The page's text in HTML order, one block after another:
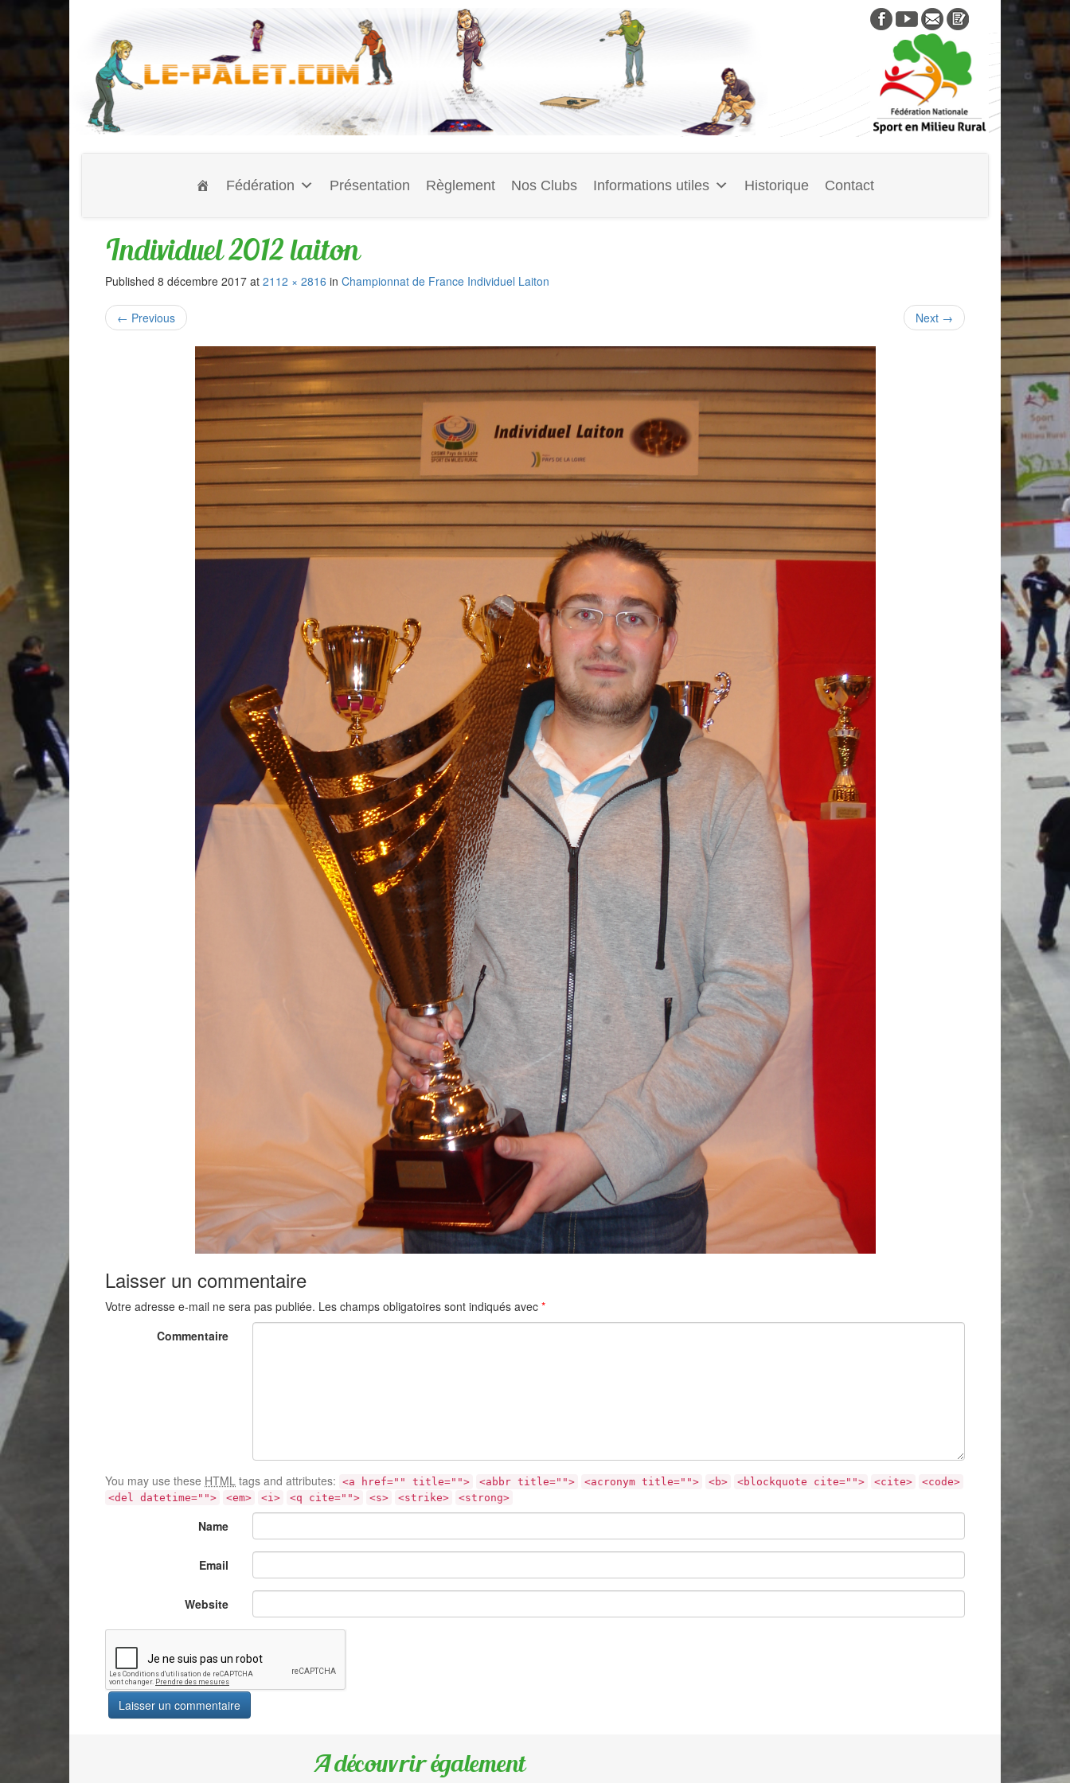
Fédération Présentation Règlement Nos Clubs Informations utiles Historique Contact
Individuel 2012 laiton
Published 8 décembre 2017 at 2112 × 2816 in Championnat de France Individuel Laiton
← Previous Next →
Laisser un commentaire
Votre adresse e-mail ne sera pas publiée. Les champs obligatoires sont indiqués avec *
Commentaire
You may use these HTML tags and attributes: <a href="" title=""> <abbr title=""> <acronym title=""> <b> <blockquote cite=""> <cite>
<code>
<del datetime="">
<em> <i> <q cite=""> <s> <strike> <strong>
Name
Email
Website
A découvrir également